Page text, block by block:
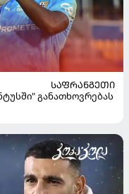
ᲡᲐᲤᲠᲐᲜᲒᲔᲗᲘ
განათხოვრებას